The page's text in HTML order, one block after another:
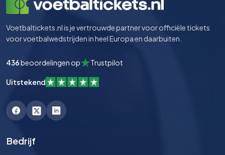
Voetbaltickets.nl is je vertrouwde partner voor officiële tickets
voor voetbalwedstrijden in heel Europa en daarbuiten.
436beoordelingen op Trustpilot
Uitstekend
Bedrijf